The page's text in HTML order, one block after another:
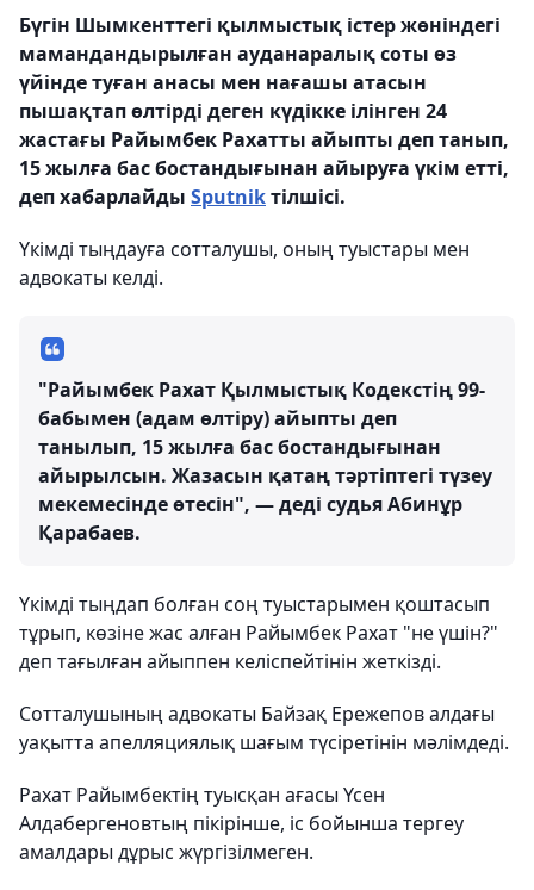
Бүгін Шымкенттегі қылмыстық істер жөніндегі
мамандандырылған ауданаралық соты өз
үйінде туған анасы мен нағашы атасын
пышақтап өлтірді деген күдікке ілінген 24
жастағы Райымбек Рахатты айыпты деп танып,
15 жылға бас бостандығынан айыруға үкім етті,
деп хабарлайды Sputnikтілшісі.
Үкімді тыңдауға сотталушы, оның туыстары мен
адвокаты келді.
"Райымбек Рахат Қылмыстық Кодекстің 99-
бабымен (адам өлтіру) айыпты деп
танылып, 15 жылға бас бостандығынан
айырылсын. Жазасын қатаң тәртіптегі түзеу
мекемесінде өтесін", — деді судья Абинұр
Қарабаев.
Үкімді тыңдап болған соң туыстарымен қоштасып
тұрып, көзіне жас алған Райымбек Рахат "не үшін?"
деп тағылған айыппен келіспейтінін жеткізді.
Сотталушының адвокаты Байзақ Ережепов алдағы
уақытта апелляциялық шағым түсіретінін мәлімдеді.
Рахат Райымбектің туысқан ағасы Үсен
Алдабергеновтың пікірінше, іс бойынша тергеу
амалдары дұрыс жүргізілмеген.